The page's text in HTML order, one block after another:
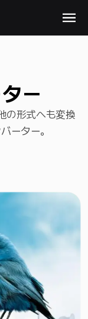
ー
の形式へも変換
ーター。